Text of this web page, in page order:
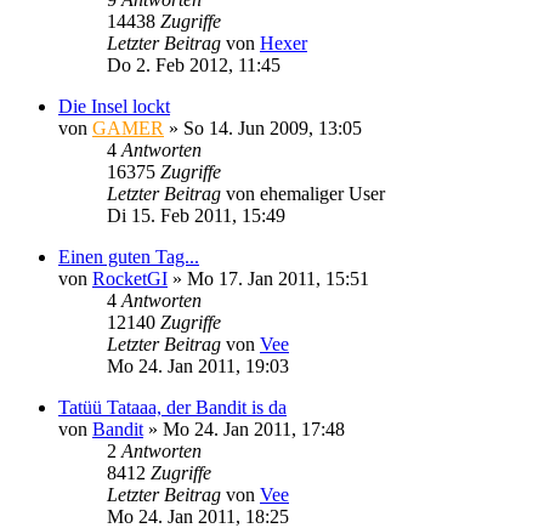
14438 Zugriffe
Letzter Beitrag von Hexer
Do 2. Feb 2012, 11:45
Die Insel lockt
von GAMER » So 14. Jun 2009, 13:05
4 Antworten
16375 Zugriffe
Letzter Beitrag von ehemaliger User
Di 15. Feb 2011, 15:49
Einen guten Tag...
von RocketGI » Mo 17. Jan 2011, 15:51
4 Antworten
12140 Zugriffe
Letzter Beitrag von Vee
Mo 24. Jan 2011, 19:03
Tatüü Tataaa, der Bandit is da
von Bandit » Mo 24. Jan 2011, 17:48
2 Antworten
8412 Zugriffe
Letzter Beitrag von Vee
Mo 24. Jan 2011, 18:25